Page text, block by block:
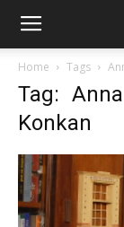
Home Tags
Tag:
Konkan